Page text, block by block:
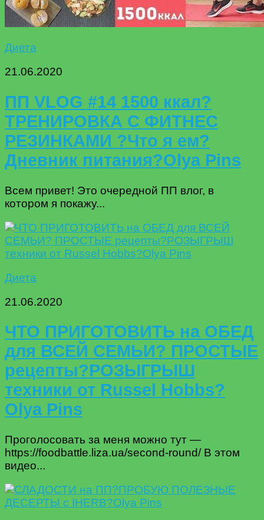
Диета
21.06.2020
ПП VLOG #14 1500 ккал?
ТРЕНИРОВКА С ФИТНЕС
РЕЗИНКАМИ ?Что я ем?
Дневник питания?Olya Pins
Всем привет! Это очередной ПП влог, в
котором я покажу...
Диета
21.06.2020
ЧТО ПРИГОТОВИТЬ на ОБЕД
для ВСЕЙ СЕМЬИ? ПРОСТЫЕ
рецепты?РОЗЫГРЫШ
техники от Russel Hobbs?
Olya Pins
Проголосовать за меня можно тут —
https://foodbattle.liza.ua/second-round/ В этом
видео...